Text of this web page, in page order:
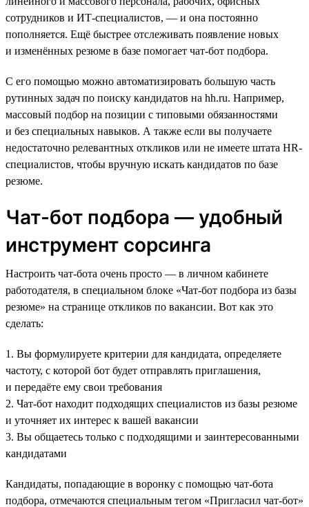
сотрудников и ИТ-специалистов, — и она постоянно
пополняется. Ещё быстрее отслеживать появление новых
и изменённых резюме в базе помогает чат-бот подбора.
С его помощью можно автоматизировать большую часть
рутинных задач по поиску кандидатов на hh.ru. Например,
массовый подбор на позиции с типовыми обязанностями
и без специальных навыков. А также если вы получаете
недостаточно релевантных откликов или не имеете штата HR-
специалистов, чтобы вручную искать кандидатов по базе
резюме.
Чат-бот подбора — удобный
инструмент сорсинга
Настроить чат-бота очень просто — в личном кабинете
работодателя, в специальном блоке «Чат-бот подбора из базы
резюме» на странице откликов по вакансии. Вот как это
сделать:
1. Вы формулируете критерии для кандидата, определяете
частоту, с которой бот будет отправлять приглашения,
и передаёте ему свои требования
2. Чат-бот находит подходящих специалистов из базы резюме
и уточняет их интерес к вашей вакансии
3. Вы общаетесь только с подходящими и заинтересованными
кандидатами
Кандидаты, попадающие в воронку с помощью чат-бота
подбора, отмечаются специальным тегом «Пригласил чат-бот»